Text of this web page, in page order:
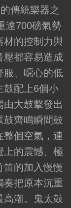
傳統樂器之
達700磅氣勢
材的控制力與
壓都容易造成
服、噁心的低
鼓配上6個小
大鼓擊發出
鼓齊鳴瞬間鼓
整個空氣，連
上的震憾、極
笛的加入慢慢
奏把原本沉重
高潮。鬼太鼓